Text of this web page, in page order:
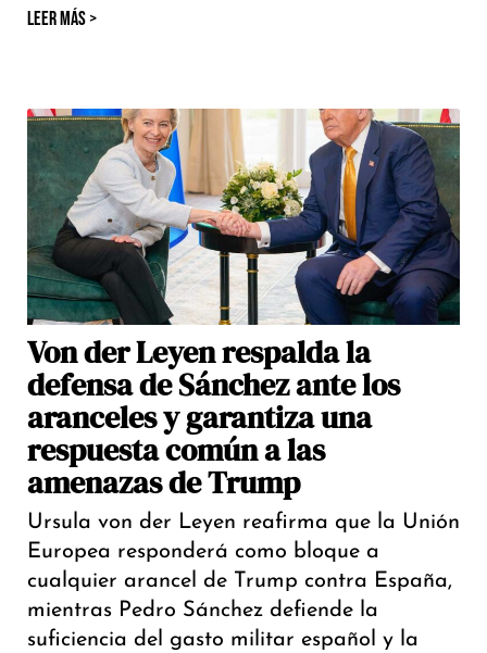
LEER MÁS >
Von der Leyen respalda la
defensa de Sánchez ante los
aranceles y garantiza una
respuesta común a las
amenazas de Trump
Ursula von der Leyen reafirma que la Unión
Europea responderá como bloque a
cualquier arancel de Trump contra España,
mientras Pedro Sánchez defiende la
suficiencia del gasto militar español y la